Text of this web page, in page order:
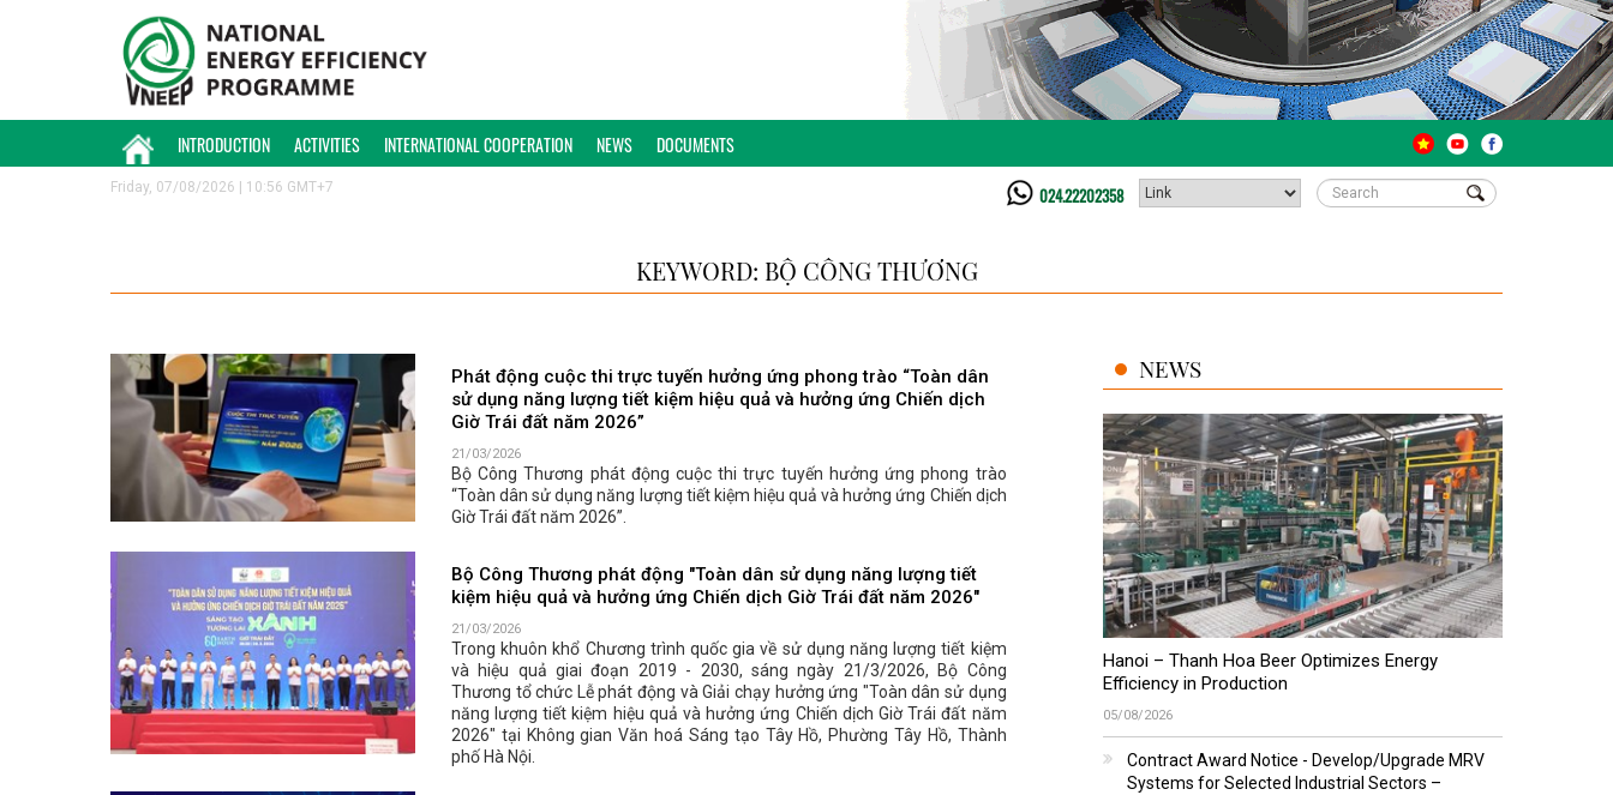
INTRODUCTION ACTIVITIES INTERNATIONAL COOPERATION NEWS DOCUMENTS
Friday, 07/08/2026 | 10:56 GMT+7 024.22202358
KEYWORD: BỘ CÔNG THƯƠNG
Phát động cuộc thi trực tuyến hưởng ứng phong trào “Toàn dân
sử dụng năng lượng tiết kiệm hiệu quả và hưởng ứng Chiến dịch
Giờ Trái đất năm 2026”
21/03/2026
Bộ Công Thương phát động cuộc thi trực tuyến hưởng ứng phong trào
“Toàn dân sử dụng năng lượng tiết kiệm hiệu quả và hưởng ứng Chiến dịch
Giờ Trái đất năm 2026”.
Bộ Công Thương phát động "Toàn dân sử dụng năng lượng tiết
kiệm hiệu quả và hưởng ứng Chiến dịch Giờ Trái đất năm 2026"
21/03/2026
Trong khuôn khổ Chương trình quốc gia về sử dụng năng lượng tiết kiệm
và hiệu quả giai đoạn 2019 - 2030, sáng ngày 21/3/2026, Bộ Công
Thương tổ chức Lễ phát động và Giải chạy hưởng ứng "Toàn dân sử dụng
năng lượng tiết kiệm hiệu quả và hưởng ứng Chiến dịch Giờ Trái đất năm
2026" tại Không gian Văn hoá Sáng tạo Tây Hồ, Phường Tây Hồ, Thành
phố Hà Nội.
NEWS
Hanoi – Thanh Hoa Beer Optimizes Energy
Efficiency in Production
05/08/2026
Contract Award Notice - Develop/Upgrade MRV
Systems for Selected Industrial Sectors –